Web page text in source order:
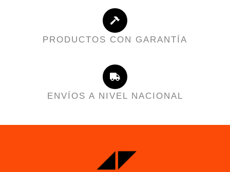
PRODUCTOS CON GARANTÍA
ENVÍOS A NIVEL NACIONAL